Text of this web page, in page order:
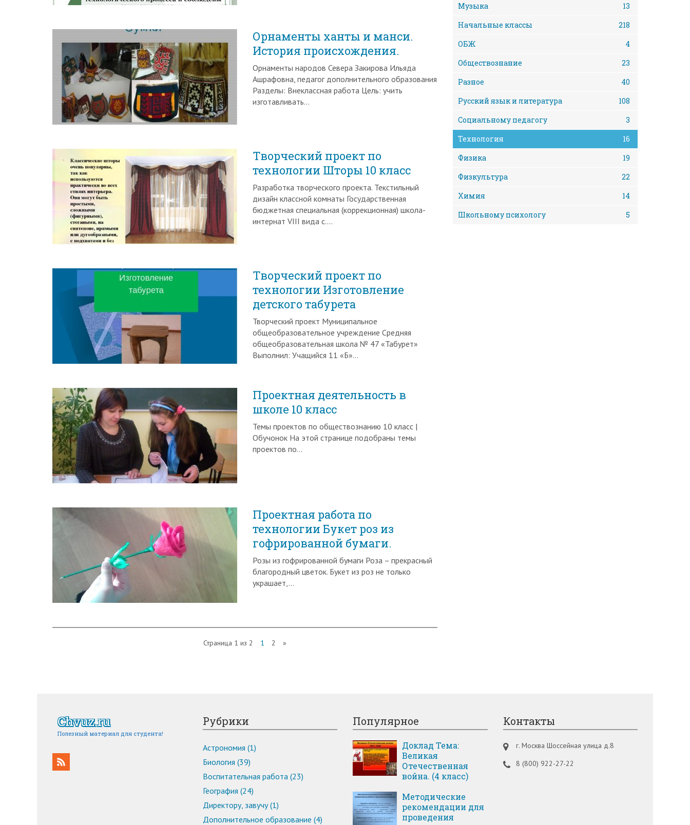
Орнаменты ханты и манси.
История происхождения.
Орнаменты народов Севера Закирова Ильяда
Ашрафовна, педагог дополнительного образования
Разделы: Внеклассная работа Цель: учить
изготавливать…
Творческий проект по
технологии Шторы 10 класс
Разработка творческого проекта. Текстильный
дизайн классной комнаты Государственная
бюджетная специальная (коррекционная) школа-
интернат VIII вида с….
Творческий проект по
технологии Изготовление
детского табурета
Творческий проект Муниципальное
общеобразовательное учреждение Средняя
общеобразовательная школа № 47 «Табурет»
Выполнил: Учащийся 11 «Б»…
Проектная деятельность в
школе 10 класс
Темы проектов по обществознанию 10 класс |
Обучонок На этой странице подобраны темы
проектов по…
Проектная работа по
технологии Букет роз из
гофрированной бумаги.
Розы из гофрированной бумаги Роза – прекрасный
благородный цветок. Букет из роз не только
украшает,…
Страница 1 из 2 1 2 »
Музыка
13
Начальные классы
218
ОБЖ
4
Обществознание
23
Разное
40
Русский язык и литература
108
Социальному педагогу
3
Технология
16
Физика
19
Физкультура
22
Химия
14
Школьному психологу
5
Chvuz.ru
Полезный материал для студента!
Рубрики
Астрономия (1)
Биология (39)
Воспитательная работа (23)
География (24)
Директору, завучу (1)
Дополнительное образование (4)
Популярное
Доклад Тема:
Великая
Отечественная
война. (4 класс)
Методические
рекомендации для
проведения
Контакты
г. Москва Шоссейная улица д.8
8 (800) 922-27-22